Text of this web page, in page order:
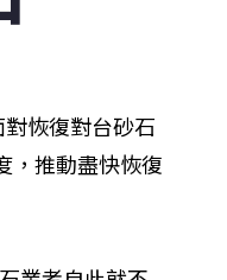
恢復對台砂石
，推動盡快恢復